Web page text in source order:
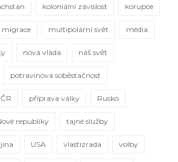
koloniální závislost korupce
migrace multipolární svět média
nová vláda náš svět
potravinová soběstačnost
příprava války Rusko
republiky tajné služby
USA vlastizrada volby